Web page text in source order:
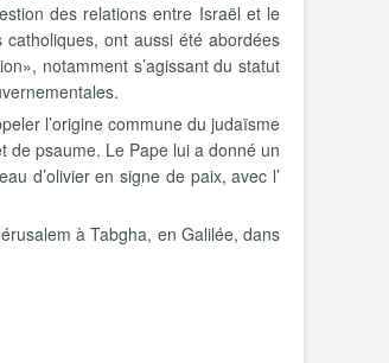
des relations entre Israël et le
ont aussi été abordées
notamment s’agissant du statut
l’origine commune du judaïsme
de psaume. Le Pape lui a donné un
d’olivier en signe de paix, avec l’
à Tabgha, en Galilée, dans